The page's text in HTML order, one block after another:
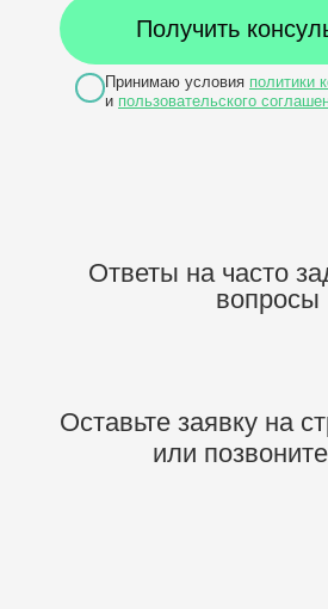
Принимаю условия политики
и пользовательского
Ответы на часто
вопросы
Оставьте заявку на
или